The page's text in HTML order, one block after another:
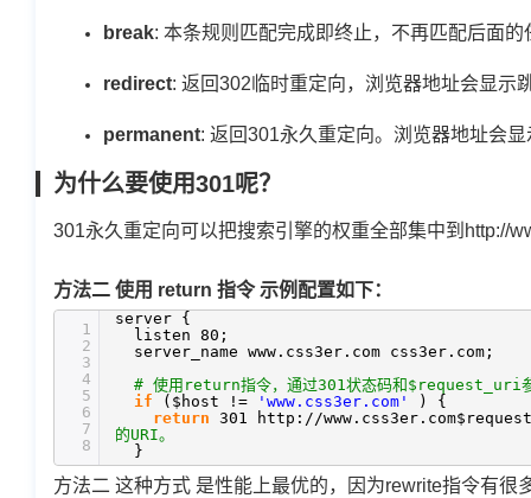
break: 本条规则匹配完成即终止，不再匹配后面的
redirect: 返回302临时重定向，浏览器地址会显示
permanent: 返回301永久重定向。浏览器地址会
为什么要使用301呢？
301永久重定向可以把搜索引擎的权重全部集中到http://
方法二 使用 return 指令 示例配置如下：
1
2
3
4
5
6
7
8
server {
listen 80;
server_name www.css3er.com css3er.com;
# 使用return指令，通过301状态码和$request_uri参
if
($host != 'www.css3er.com'
) {
return 301 http: //www
的URI。
}
方法二 这种方式 是性能上最优的，因为rewrite指令有